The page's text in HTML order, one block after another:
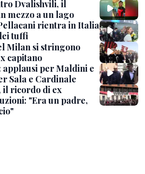
Dvalishvili, il
mezzo a un lago
rientra in Italia
tuffi
Milan si stringono
capitano
per Maldini e
Sala e Cardinale
il ricordo di ex
"Era un padre,